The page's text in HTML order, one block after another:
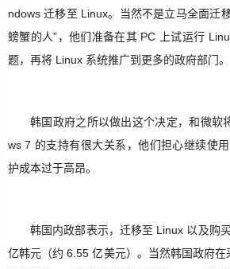
软
教
Unity3D
SignalR
Win10
ndows 迁移至 Linux。当然不是立马全面迁
螃蟹的人”，他们准备在其 PC 上试运行
题，再将 Linux 系统推广到更多的政府部门。
韩国政府之所以做出这个决定，和微软
ws 7 的支持有很大关系，他们担心继续使
护成本过于高昂。
韩国内政部表示，迁移至 Linux 以及购
亿韩元（约 6.55 亿美元）。当然韩国政府